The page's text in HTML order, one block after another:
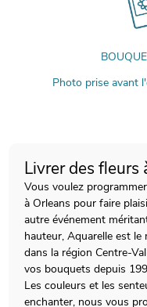
Photo prise avant
Livrer des fleurs
Vous voulez
à Orleans pour faire
autre événement
hauteur, Aquarelle est
dans la région Centre-
vos bouquets depuis
Les couleurs et les
enchanter, nous vous